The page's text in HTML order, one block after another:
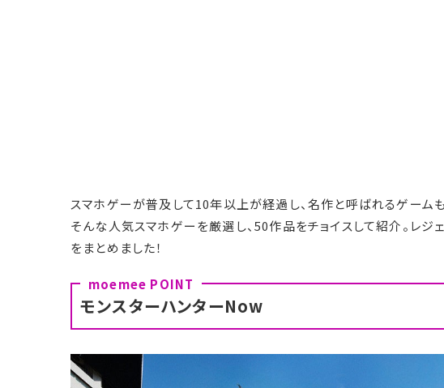
スマホゲーが普及して10年以上が経過し、名作と呼ばれるゲーム
そんな人気スマホゲーを厳選し、50作品をチョイスして紹介。レ
をまとめました！
モンスターハンターNow